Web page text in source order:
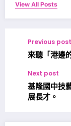
View All Posts
Previous post
來聽「港邊
Next post
基隆國中技
展長才。